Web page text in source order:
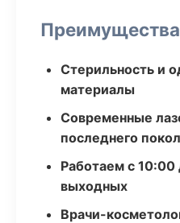
Стерильность и
материалы
Современные
последнего
Работаем с
выходных
Врачи-